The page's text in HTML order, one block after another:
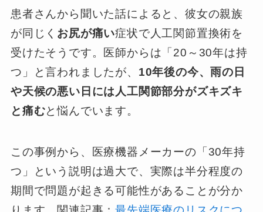
患者さんから聞いた話によると、彼女の親族
が同じく お尻が痛い症状で人工関節置換術を
受けたそうです。医師からは「20～30年は持
つ」と言われましたが、 10年後の今、雨の日
や天候の悪い日には人工関節部分がズキズキ
と痛むと悩んでいます。
この事例から、医療機器メーカーの「30年持
つ」という説明は過大で、実際は半分程度の
期間で問題が起きる可能性があることが分か